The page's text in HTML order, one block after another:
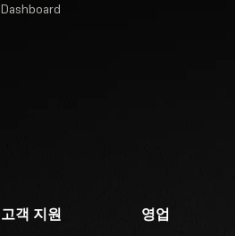
Dashboard
고객 지원 영업